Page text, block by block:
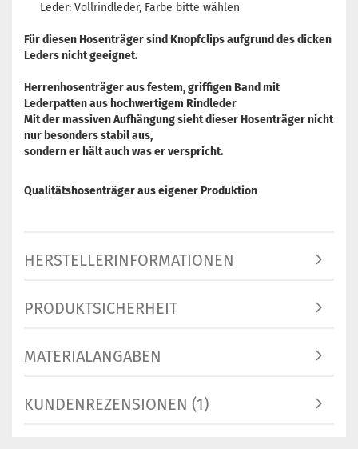
Leder: Vollrindleder, Farbe bitte wählen
Für diesen Hosenträger sind Knopfclips aufgrund des dicken
Leders nicht geeignet.
Herrenhosenträger aus festem, griffigen Band mit
Lederpatten aus hochwertigem Rindleder
Mit der massiven Aufhängung sieht dieser Hosenträger nicht
nur besonders stabil aus,
sondern er hält auch was er verspricht.
Qualitätshosenträger aus eigener Produktion
HERSTELLERINFORMATIONEN
PRODUKTSICHERHEIT
MATERIALANGABEN
KUNDENREZENSIONEN (1)